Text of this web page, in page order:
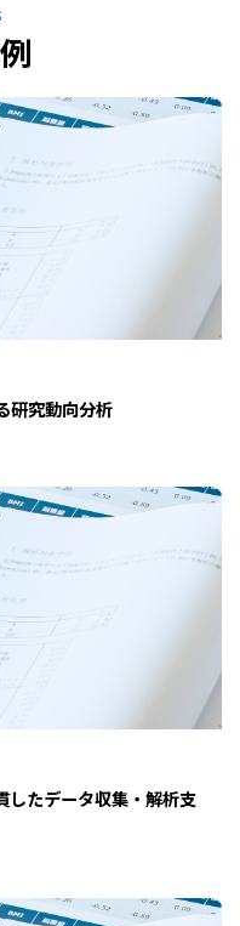
研究動向分析
したデータ収集・解析支